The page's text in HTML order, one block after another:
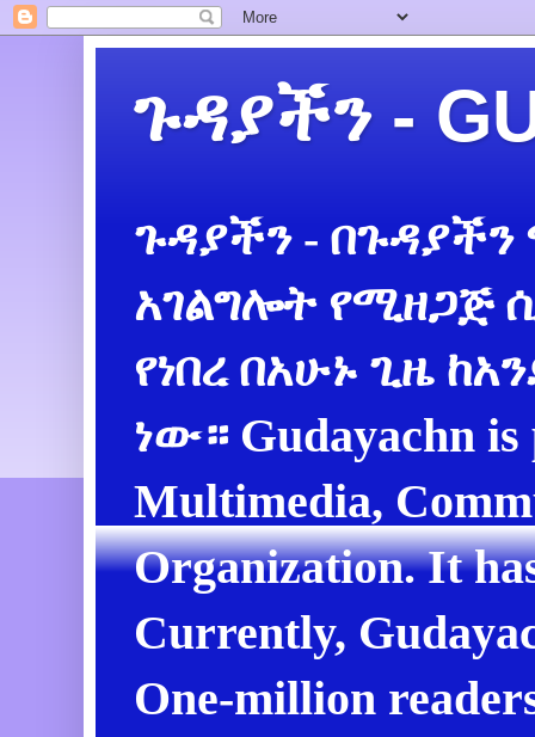
ጉዳያችን -
ጉዳያችን -
አገልግሎት የሚዘጋጅ
የነበረ በአሁኑ ጊዜ
ነው። Gudayachn is
Multimedia,
Organization. It
Currently,
One-million